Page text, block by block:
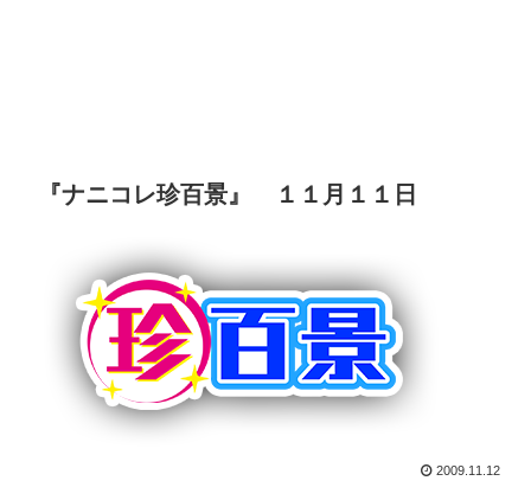
『ナニコレ珍百景』 １１月１１日
2009.11.12